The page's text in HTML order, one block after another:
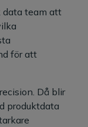
data team att
för att
Då blir
produktdata